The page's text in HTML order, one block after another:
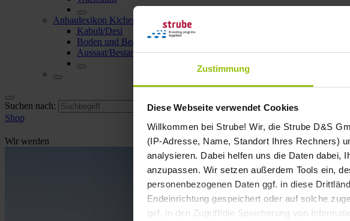
Zustimmung
Diese Webseite verwendet Cookies
Willkommen bei Strube! Wir, die Strube D&S
(IP-Adresse, Name, Standort Ihres Rechners)
analysieren. Dabei helfen uns die Daten dabei,
anzupassen. Wir setzen außerdem Tools ein,
personenbezogenen Daten ggf. in diese
Endeinrichtung gespeichert oder auf solche
gef, in den Zugriff/die Speicherung von
Anbaulexikon Kichererbse
Kabuli/Desi
Boden und Bearbeitung
Aussaat/Bestandesdichte
Suchen nach:
Shop
Wir werden